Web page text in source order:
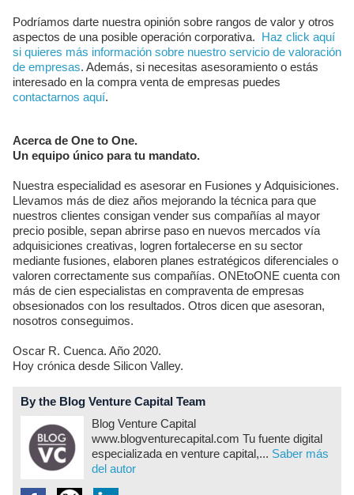
Podríamos darte nuestra opinión sobre rangos de valor y otros
aspectos de una posible operación corporativa.
Haz click aquí
si quieres más información sobre nuestro servicio de valoración
de empresas. Además, si necesitas asesoramiento o estás
interesado en la compra venta de empresas puedes
contactarnos aquí.
Acerca de One to One.
Un equipo único para tu mandato.
Nuestra especialidad es asesorar en Fusiones y Adquisiciones.
Llevamos más de diez años mejorando la técnica para que
nuestros clientes consigan vender sus compañías al mayor
precio posible, sepan abrirse paso en nuevos mercados vía
adquisiciones creativas, logren fortalecerse en su sector
mediante fusiones, elaboren planes estratégicos diferenciales o
valoren correctamente sus compañías. ONEtoONE cuenta con
más de cien especialistas en compraventa de empresas
obsesionados con los resultados. Otros dicen que asesoran,
nosotros conseguimos.
Oscar R. Cuenca. Año 2020.
Hoy crónica desde Silicon Valley.
By the Blog Venture Capital Team
Blog Venture Capital
www.blogventurecapital.com Tu fuente digital
especializada en venture capital,... Saber más
del autor